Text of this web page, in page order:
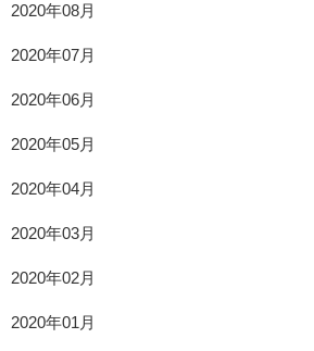
2020年08月
2020年07月
2020年06月
2020年05月
2020年04月
2020年03月
2020年02月
2020年01月